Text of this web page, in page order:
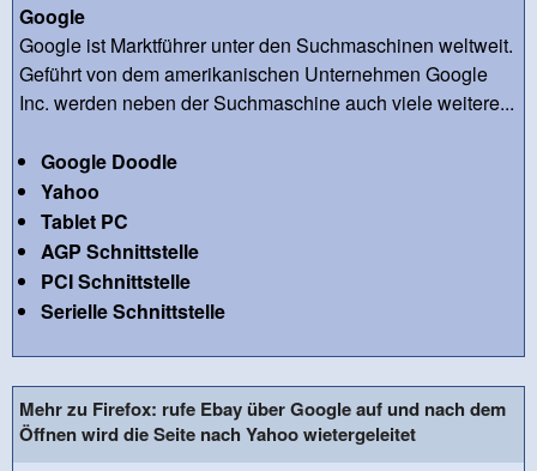
Google
Google ist Marktführer unter den Suchmaschinen weltweit.
Geführt von dem amerikanischen Unternehmen Google
Inc. werden neben der Suchmaschine auch viele weitere...
Google Doodle
Yahoo
Tablet PC
AGP Schnittstelle
PCI Schnittstelle
Serielle Schnittstelle
Mehr zu Firefox: rufe Ebay über Google auf und nach dem
Öffnen wird die Seite nach Yahoo wietergeleitet